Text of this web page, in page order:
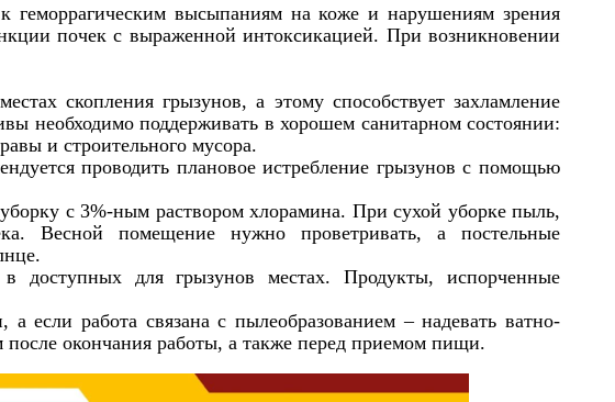
геморрагическим высыпаниям на коже и нарушениям зрения
почек с выраженной интоксикацией. При возникновении
скопления грызунов, а этому способствует захламление
необходимо поддерживать в хорошем санитарном состоянии:
и строительного мусора.
проводить плановое истребление грызунов с помощью
с 3%-ным раствором хлорамина. При сухой уборке пыль,
Весной помещение нужно проветривать, а постельные
для грызунов местах. Продукты, испорченные
а если работа связана с пылеобразованием – надевать ватно-
окончания работы, а также перед приемом пищи.